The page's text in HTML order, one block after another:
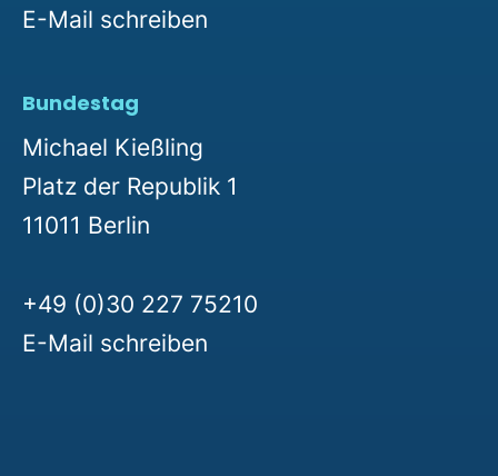
E-Mail schreiben
Bundestag
Michael Kießling
Platz der Republik 1
11011 Berlin
+49 (0)30 227 75210
E-Mail schreiben